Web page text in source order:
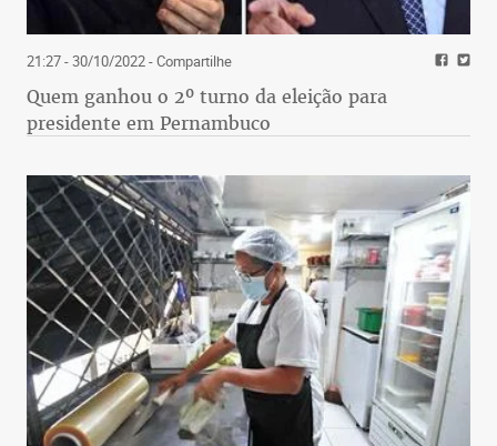
21:27 - 30/10/2022- Compartilhe
Quem ganhou o 2º turno da eleição para
presidente em Pernambuco